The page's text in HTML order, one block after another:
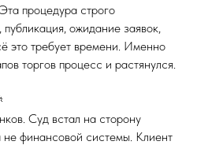
процедура строго
ожидание заявок,
это требует времени. Именно
торгов процесс и растянулся.
Суд встал на сторону
не финансовой системы. Клиент